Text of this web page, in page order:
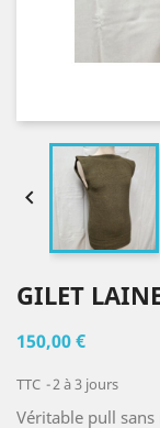

GILET
150,00 €
TTC 2 à 3 jours
Véritable pull sans